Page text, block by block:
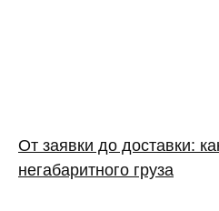
От заявки до доставки:
негабаритного груза